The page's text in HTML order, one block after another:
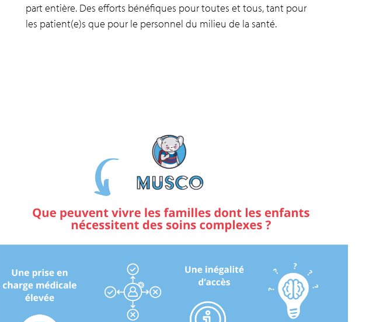
part entière. Des efforts bénéfiques pour toutes et tous, tant pour
les patient(e)s que pour le personnel du milieu de la santé.